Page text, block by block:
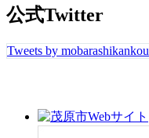
公式Twitter
Tweets by mobarashikankou